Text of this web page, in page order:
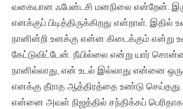
வகையான ஃபேன்டசி மனநிலை என்றேன்.
எனக்குப் பிடித்திருக்கிறது என்றாள்.
நானின்றி உனக்கு என்ன கிடைக்கும் என்று
கேட்டுவிட்டேன். நீயில்லை என்று யார்
நானில்லாது, என் உடல் இல்லாது என்னை
எனக்கு தீராத ஆத்திரத்தை உண்டு
என்னை அவள் நிஜத்தில் சந்திக்கப்